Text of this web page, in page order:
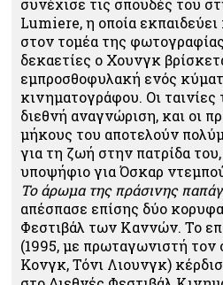
συνέχισε τις σπουδές του
Lumiere, η οποία
στον τομέα της
δεκαετίες ο Χουνγκ
εμπροσθοφυλακή ενός
κινηματογράφου. Οι ταινίες
διεθνή αναγνώριση, και οι
μήκους του αποτελούν
για τη ζωή στην πατρίδα
υποψήφιο για Όσκαρ
Το άρωμα της πράσινης
απέσπασε επίσης δύο
Φεστιβάλ των Καννών. Το
(1995, με πρωταγωνιστή τον
Κονγκ, Τόνι Λιουνγκ)